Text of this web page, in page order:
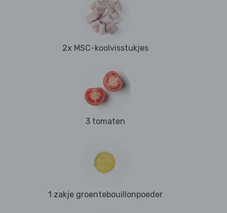
2x MSC-koolvisstukjes
3 tomaten
1 zakje groentebouillonpoeder